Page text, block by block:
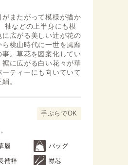
またがって模様が描か
袖などの上半身にも模
広がる美しい辻が花の
桃山時代に一世を風靡
。草花を図案化してい
に広がる白い花々が華
ティーにも向いていて
。
手ぶらでOK
履 バッグ
襦袢 襟芯